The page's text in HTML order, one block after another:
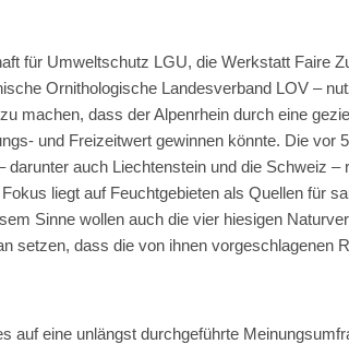
für Umweltschutz LGU, die Werkstatt Faire
Ornithologische Landesverband LOV –
machen, dass der Alpenrhein durch eine
und Freizeitwert gewinnen könnte. Die
auch Liechtenstein und die Schweiz
liegt auf Feuchtgebieten als Quellen für
Sinne wollen auch die vier hiesigen
setzen, dass die von ihnen vorgeschlagenen
auf eine unlängst durchgeführte